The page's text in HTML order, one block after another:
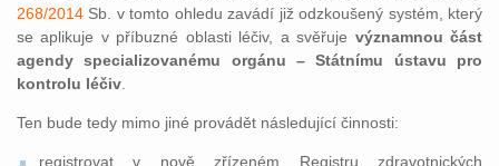
268/2014 Sb. v tomto ohledu zavádí již odzkoušený systém, který
se aplikuje v příbuzné oblasti léčiv, a svěřuje významnou část
agendy specializovanému orgánu – Státnímu ústavu pro
kontrolu léčiv
Ten bude tedy mimo jiné provádět následující činnosti:
registrovat v nově zřízeném Registru zdravotnických